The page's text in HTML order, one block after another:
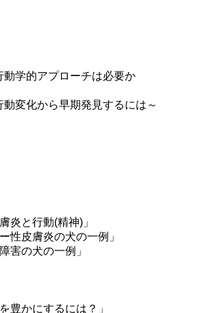
学的アプローチは必要か
変化から早期発見するには～
炎と行動(精神)」
性皮膚炎の犬の一例」
害の犬の一例」
豊かにするには？」